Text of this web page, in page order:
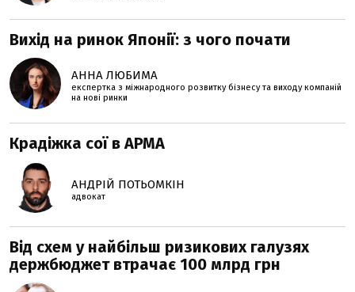
Вихід на ринок Японії: з чого почати
АННА ЛЮБИМА
експертка з міжнародного розвитку бізнесу та виходу компаній
на нові ринки
Крадіжка сої в АРМА
АНДРІЙ ПОТЬОМКІН
адвокат
Від схем у найбільш ризикових галузях
держбюджет втрачає 100 млрд грн